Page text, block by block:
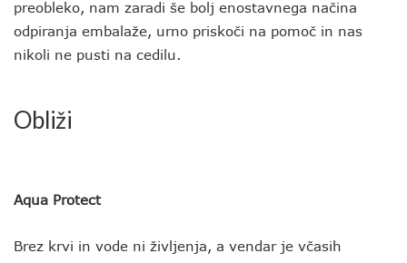
preobleko, nam zaradi še bolj enostavnega načina
odpiranja embalaže, urno priskoči na pomoč in nas
nikoli ne pusti na cedilu.
Obliži
Aqua Protect
Brez krvi in vode ni življenja, a vendar je včasih